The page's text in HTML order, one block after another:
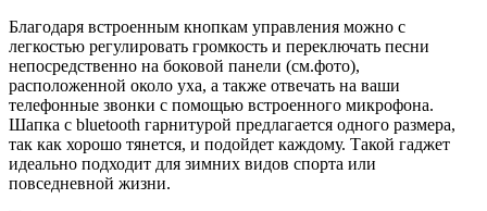
Благодаря встроенным кнопкам управления можно с
легкостью регулировать громкость и переключать песни
непосредственно на боковой панели (см.фото),
расположенной около уха, а также отвечать на ваши
телефонные звонки с помощью встроенного микрофона.
Шапка с bluetooth гарнитурой предлагается одного размера,
так как хорошо тянется, и подойдет каждому. Такой гаджет
идеально подходит для зимних видов спорта или
повседневной жизни.